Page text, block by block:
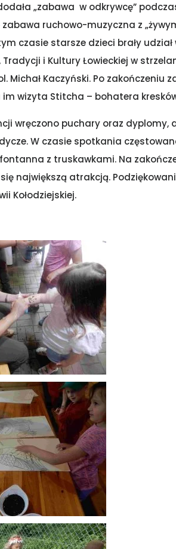
„zabawa w odkrywcę”
ruchowo-muzyczna z
czasie starsze dzieci brały
i Kultury Łowieckiej w
Kaczyński. Po zakończeniu
im wizyta Stitcha – bohatera
wręczono puchary oraz dyplomy,
W czasie spotkania
z truskawkami. Na
największą atrakcją.
Kołodziejskiej.